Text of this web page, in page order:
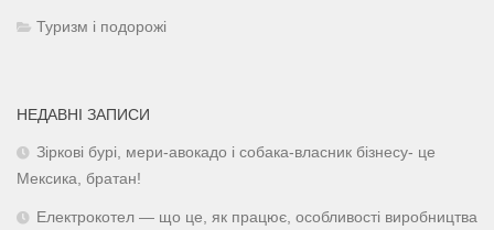
Туризм і подорожі
НЕДАВНІ ЗАПИСИ
Зіркові бурі, мери-авокадо і собака-власник бізнесу- це
Мексика, братан!
Електрокотел — що це, як працює, особливості виробництва